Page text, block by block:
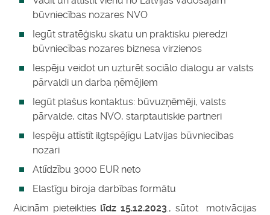
būvniecības nozares NVO
Iegūt stratēģisku skatu un praktisku pieredzi
būvniecības nozares biznesa virzienos
Iespēju veidot un uzturēt sociālo dialogu ar valsts
pārvaldi un darba ņēmējiem
Iegūt plašus kontaktus: būvuzņēmēji, valsts
pārvalde, citas NVO, starptautiskie partneri
Iespēju attīstīt ilgtspējīgu Latvijas būvniecības
nozari
Atlīdzību 3000 EUR neto
Elastīgu biroja darbības formātu
Aicinām pieteikties līdz 15.12.2023., sūtot motivācijas